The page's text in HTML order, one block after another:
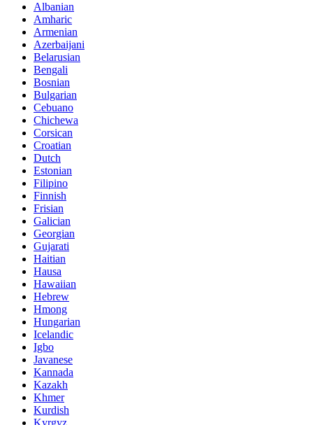
Albanian
Amharic
Armenian
Azerbaijani
Belarusian
Bengali
Bosnian
Bulgarian
Cebuano
Chichewa
Corsican
Croatian
Dutch
Estonian
Filipino
Finnish
Frisian
Galician
Georgian
Gujarati
Haitian
Hausa
Hawaiian
Hebrew
Hmong
Hungarian
Icelandic
Igbo
Javanese
Kannada
Kazakh
Khmer
Kurdish